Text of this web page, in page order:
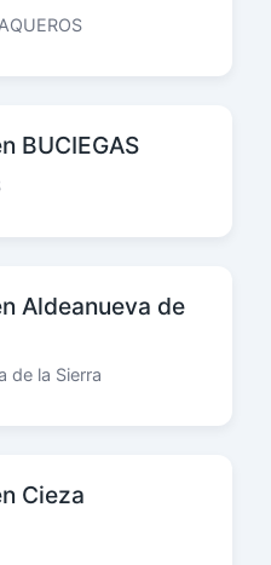
BUCIEGAS
Aldeanueva de
de la Sierra
Cieza